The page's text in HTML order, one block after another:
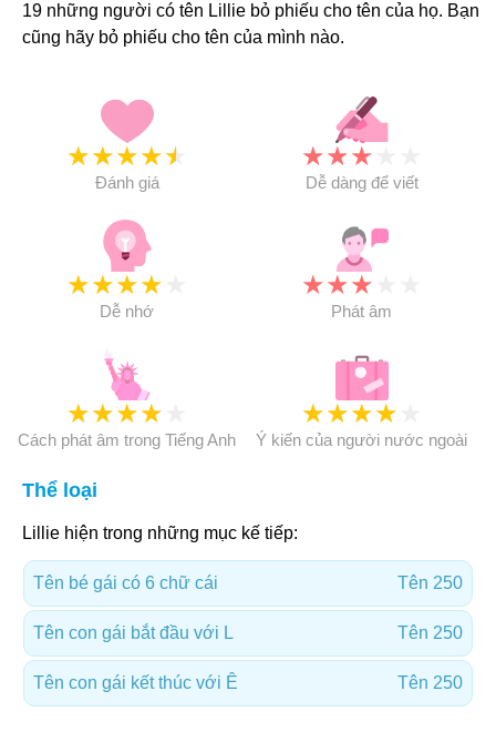
19 những người có tên Lillie bỏ phiếu cho tên của họ. Bạn
cũng hãy bỏ phiếu cho tên của mình nào.
★★★★★
Đánh giá
★★★
Dễ dàng để viết
★★★★
Dễ nhớ
★★★
Phát âm
★★★★
Cách phát âm trong Tiếng Anh
★★★★
Ý kiến của người nước ngoài
Thể loại
Lillie hiện trong những mục kế tiếp:
Tên bé gái có 6 chữ cái Tên 250
Tên con gái bắt đầu với L Tên 250
Tên con gái kết thúc với Ê Tên 250